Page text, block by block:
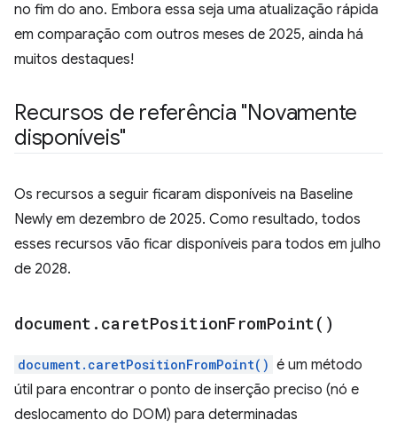
no fim do ano. Embora essa seja uma atualização rápida
em comparação com outros meses de 2025, ainda há
muitos destaques!
Recursos de referência "Novamente
disponíveis"
Os recursos a seguir ficaram disponíveis na Baseline
Newly em dezembro de 2025. Como resultado, todos
esses recursos vão ficar disponíveis para todos em julho
de 2028.
document . caretPositionFromPoint( )
document.caretPositionFromPoint() é um método
útil para encontrar o ponto de inserção preciso (nó e
deslocamento do DOM) para determinadas